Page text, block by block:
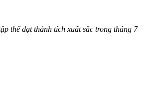
thể đạt thành tích xuất sắc trong tháng 7